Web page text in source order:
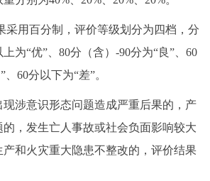
用百分制，评价等级划分为四档，分
为“优”、80分（含）-90分为“良”、60
60分以下为“差”。
意识形态问题造成严重后果的，产
，发生亡人事故或社会负面影响较大
和火灾重大隐患不整改的，评价结果